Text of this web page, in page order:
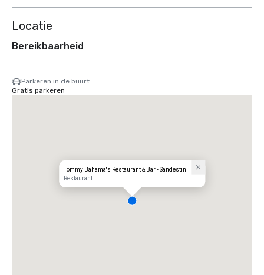
Locatie
Bereikbaarheid
Parkeren in de buurt
Gratis parkeren
Tommy Bahama's Restaurant & Bar - Sandestin
Restaurant